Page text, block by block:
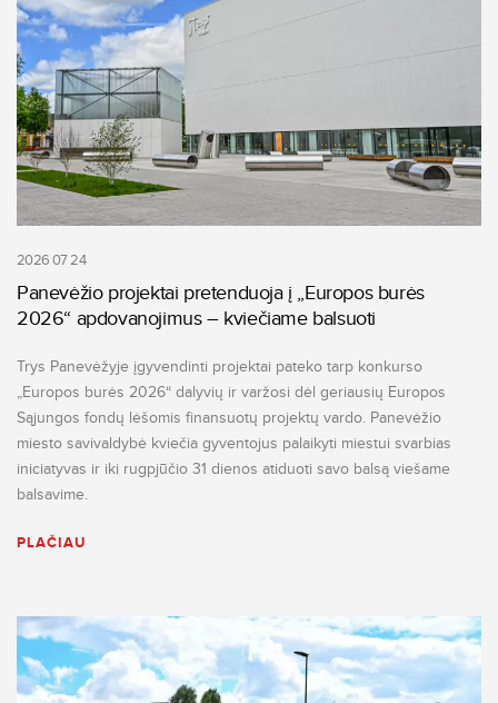
2026 07 24
Panevėžio projektai pretenduoja į „Europos burės
2026“ apdovanojimus – kviečiame balsuoti
Trys Panevėžyje įgyvendinti projektai pateko tarp konkurso
„Europos burės 2026“ dalyvių ir varžosi dėl geriausių Europos
Sąjungos fondų lėšomis finansuotų projektų vardo. Panevėžio
miesto savivaldybė kviečia gyventojus palaikyti miestui svarbias
iniciatyvas ir iki rugpjūčio 31 dienos atiduoti savo balsą viešame
balsavime.
PLAČIAU